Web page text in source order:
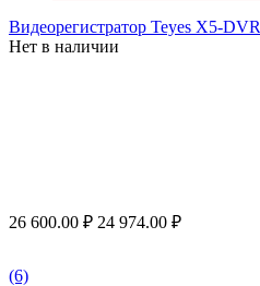
Видеорегистратор Teyes X5-DVR
Нет в наличии
26 600.00 ₽ 24 974.00 ₽
(6)